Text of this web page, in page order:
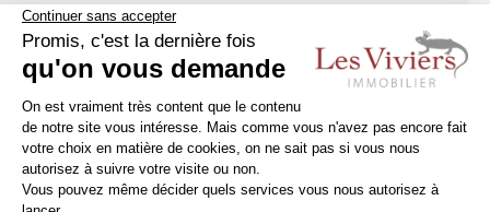
des futurs acquéreurs et leur donnent envie de
venir voir de leurs propres yeux. Grâce à des
photos claires et réalisées de manière
professionnelle, la personne en recherche sait si
oui ou non votre bien correspond à ses critères.
L’agence immobilière «Les Viviers », située à